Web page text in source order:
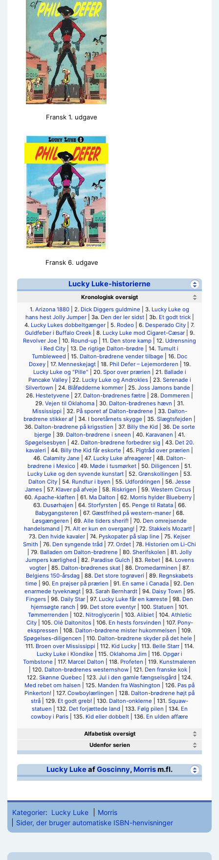
Fransk 1. udgave
Fransk 6. udgave
Lucky Luke-historierne
Kronologisk oversigt
1. Arizona 1880 | 2. Dick Diggers guldmine | 3. Lucky Luke og
hans hest Jolly Jumper| 3a. Den der ler sidst| 3b. Et godt trick|
4. Lucky Lukes dobbeltgænger | 5. Rodeo | 6. Desperado City | 7.
Guldfeber i Buffalo Creek| 8. Lucky Luke mod Cigaret-Cæsar| 9.
Revolver Joe | 10. Round-up | 11. Den store kamp | 12. Udrensning
i Red City | 13. De rigtige Dalton-brødre | 14. Tumult i
Tumbleweed | 15. Dalton-brødrene vender tilbage | 16. Doc
Doxey| 17. Menneskejagt| 18. Phil Defer – Lejemorderen | 19.
Lucky Luke og "Pille" | 20. Spor over prærien | 21. Ballade i
Pancake Valley| 22. Lucky Luke og Androkles| 23. Serenade i
Silvertown | 24. Blåfødderne kommer | 25. Joss Jamons bande
26. Hestetyvene | 27. Dalton-brødrenes fætre | 28. Dommeren
29. Vejen til Oklahoma| 30. Dalton-brødrenes hævn | 31.
Mississippi | 32. På sporet af Dalton-brødrene | 33. Dalton-
brødrene stikker af | 34. I boretårnets skygge | 35. Slægtsfejden
36. Dalton-brødrene på krigsstien | 37. Billy the Kid | 36. De sorte
bjerge | 39. Dalton-brødrene i sneen | 40. Karavanen | 41.
Spøgelsesbyen | 42. Dalton-brødrene forbedrer sig | 43. Det 20.
kavaleri | 44. Billy the Kid får eskorte | 45. Pigtråd over prærien
46. Calamity Jane | 47. Lucky Luke afreagerer | 48. Dalton-
brødrene i Mexico | 49. Møde i tusmørket | 50. Diligencen | 51.
Lucky Luke og den syvende kunstart | 52. Grønskollingen | 53.
Dalton City | 54. Rundtur i byen | 55. Udfordringen | 56. Jesse
James| 57. Klaver på afveje | 58. Riskrigen | 59. Western Circus|
60. Apache-kløften | 61. Ma Dalton | 62. Morris hylder Blueberry|
63. Dusørhajen | 64. Storfyrsten | 65. Penge til Ratata| 66.
Babygangsteren | 67. Gæstfrihed på western-maner| 68.
Løsgængeren | 69. Alle tiders sherif! | 70. Den omrejsende
handelsmand | 71. Alt er kun en overgang! | 72. Stakkels Mozart!
73. Den hvide kavaler | 74. Pyskopater på slap line | 75. Kejser
Smith | 76. Den syngende tråd | 77. Ordet | 78. Historien om Li-Chi
| 79. Balladen om Dalton-brødrene | 80. Sherifskolen | 81. Jolly
Jumpers kærlighed | 82. Paradise Gulch | 83. Rebet| 84. Lovens
vogter | 85. Dalton-brødrenes skat | 86. Dromedarminen | 87.
Belgiens 150-årsdag | 88. Det store togrøveri | 89. Regnskabets
time | 90. En prøjser på prærien | 91. En same i Canada| 92. Den
enarmede tyveknægt| 93. Sarah Bernhardt| 94. Daisy Town | 95.
Fingers | 96. Daily Star | 97. Lucky Luke får en kæreste | 98. Den
hjemsøgte ranch | 99. Det store eventyr | 100. Statuen | 101.
Tømmerrenden | 102. Nitroglycerin | 103. Alibiet| 104. Athletic
City| 105. Olé Daltonitos| 106. En hests forsvinden | 107. Pony-
ekspressen | 108. Dalton-brødrene mister hukommelsen | 109.
Spøgelses-diligencen | 110. Dalton-brødrene skyder på det hele
111. Broen over Mississippi | 112. Kid Lucky| 113. Belle Starr| 114.
Lucky Luke i Klondike | 115. Oklahoma Jim | 116. Opgør i
Tombstone | 117. Marcel Dalton | 118. Profeten | 119. Kunstmaleren
| 120. Dalton-brødrenes westernshow| 121. Den franske kok|
122. Skønne Quebec | 123. Jul i den gamle fængselsgård | 124.
Med rebet om halsen | 125. Manden fra Washington | 126. Pas på
Pinkerton! | 127. Cowboylærlingen | 128. Dalton-brødrene højt på
strå | 129. Et godt greb! | 130. Dalton-onklerne | 131. Squaw-
statuen | 132. Det forjættede land | 133. Følg pilen | 134. En
cowboy i Paris | 135. Kid eller dobbelt | 136. En ulden affære
Alfabetisk oversigt
Udenfor serien
Lucky Luke afGoscinny, Morrism.fl.
Kategorier: Lucky Luke
Morris
Sider, der bruger automatiske ISBN-henvisninger